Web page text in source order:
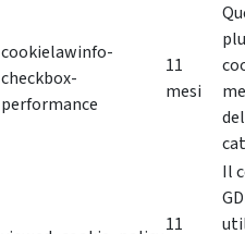
cookielawinfo-
checkbox-
performance
11
mesi
11
Il